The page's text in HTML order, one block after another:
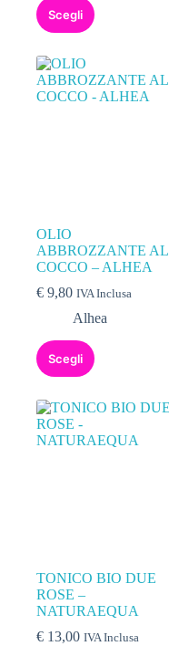
Scegli
OLIO
ABBROZZANTE AL
COCCO – ALHEA
€ 9,80 IVA Inclusa
Alhea
Scegli
TONICO BIO DUE
ROSE –
NATURAEQUA
€ 13,00 IVA Inclusa